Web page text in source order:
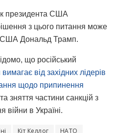
президента США
з цього питання може
США Дональд Трамп.
що російський
вимагає від західних лідерів
щодо припинення
зняття частини санкцій з
війни в Україні.
Кіт Келлог
НАТО